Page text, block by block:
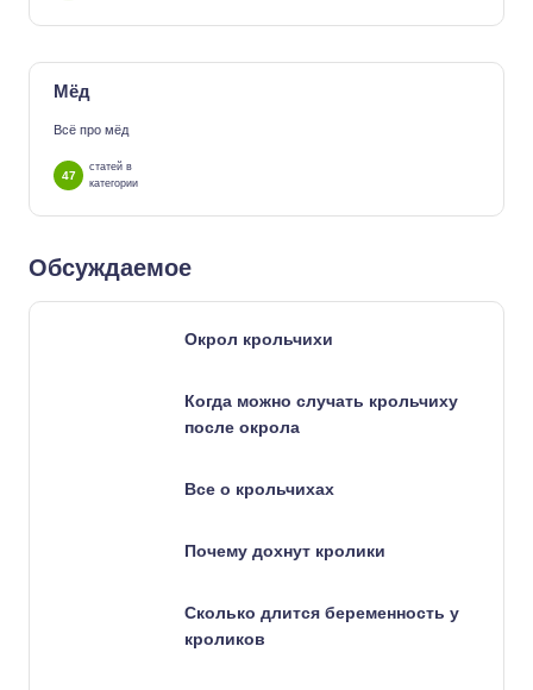
Мёд
Всё про мёд
47
статей в
категории
Обсуждаемое
Окрол крольчихи
Когда можно случать крольчиху
после окрола
Все о крольчихах
Почему дохнут кролики
Сколько длится беременность у
кроликов